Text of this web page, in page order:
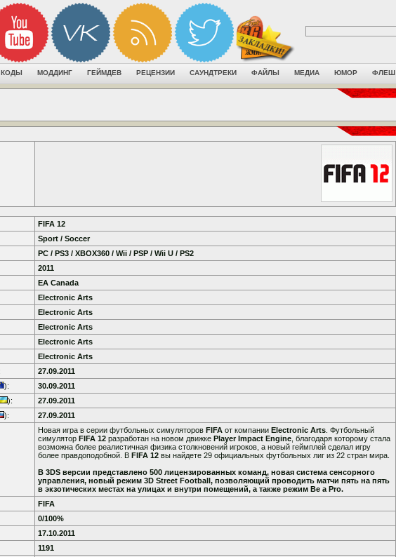
КОДЫ МОДДИНГ ГЕЙМДЕВ РЕЦЕНЗИИ САУНДТРЕКИ ФАЙЛЫ МЕДИА ЮМОР ФЛЕШ
FIFA 12
Sport / Soccer
PC / PS3 / XBOX360 / Wii / PSP / Wii U / PS2
2011
EA Canada
Electronic Arts
Electronic Arts
Electronic Arts
Electronic Arts
Electronic Arts
27.09.2011
):
30.09.2011
):
27.09.2011
): 27.09.2011
Новая игра в серии футбольных симуляторов FIFA от компании Electronic Arts . Футбольный
симулятор FIFA 12 разработан на новом движке Player Impact Engine , благодаря которому стала
возможна более реалистичная физика столкновений игроков, а новый геймплей сделал игру
более правдоподобной. В FIFA 12 вы найдете 29 официальных футбольных лиг из 22 стран мира.
В 3DS версии представлено 500 лицензированных команд, новая система сенсорного
управления, новый режим 3D Street Football, позволяющий проводить матчи пять на пять
в экзотических местах на улицах и внутри помещений, а также режим Be a Pro.
FIFA
0/100%
17.10.2011
1191